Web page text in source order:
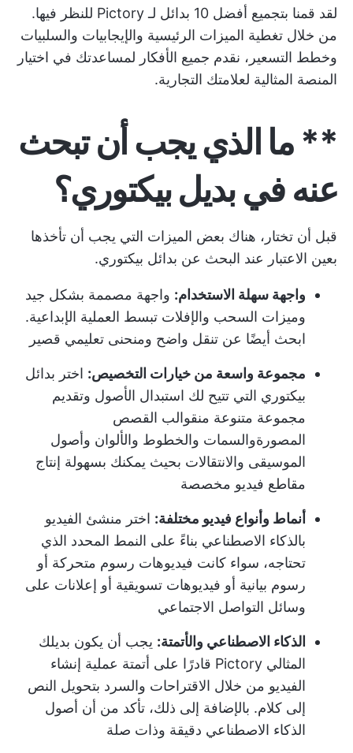
لقد قمنا بتجميع أفضل 10 بدائل لـ Pictory للنظر فيها.
من خلال تغطية الميزات الرئيسية والإيجابيات والسلبيات
وخطط التسعير، نقدم جميع الأفكار لمساعدتك في اختيار
المنصة المثالية لعلامتك التجارية.
** ما الذي يجب أن تبحث
عنه في بديل بيكتوري؟
قبل أن تختار، هناك بعض الميزات التي يجب أن تأخذها
بعين الاعتبار عند البحث عن بدائل بيكتوري.
واجهة سهلة الاستخدام: واجهة مصممة بشكل جيد
وميزات السحب والإفلات تبسط العملية الإبداعية.
ابحث أيضًا عن تنقل واضح ومنحنى تعليمي قصير
مجموعة واسعة من خيارات التخصيص: اختر بدائل
بيكتوري التي تتيح لك استبدال الأصول وتقديم
مجموعة متنوعة منقوالب القصص
المصورةوالسمات والخطوط والألوان وأصول
الموسيقى والانتقالات بحيث يمكنك بسهولة إنتاج
مقاطع فيديو مخصصة
أنماط وأنواع فيديو مختلفة: اختر منشئ الفيديو
بالذكاء الاصطناعي بناءً على النمط المحدد الذي
تحتاجه، سواء كانت فيديوهات رسوم متحركة أو
رسوم بيانية أو فيديوهات تسويقية أو إعلانات على
وسائل التواصل الاجتماعي
الذكاء الاصطناعي والأتمتة: يجب أن يكون بديلك
المثالي Pictory قادرًا على أتمتة عملية إنشاء
الفيديو من خلال الاقتراحات والسرد بتحويل النص
إلى كلام. بالإضافة إلى ذلك، تأكد من أن أصول
الذكاء الاصطناعي دقيقة وذات صلة